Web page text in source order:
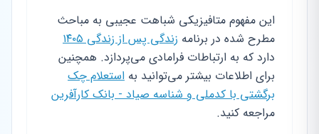
این مفهوم متافیزیکی شباهت عجیبی به مباحث
مطرح شده در برنامه زندگی پس از زندگی ۱۴۰۵
دارد که به ارتباطات فرامادی می‌پردازد. همچنین
برای اطلاعات بیشتر می‌توانید به استعلام چک
برگشتی با کدملی و شناسه صیاد - بانک کارآفرین
مراجعه کنید.